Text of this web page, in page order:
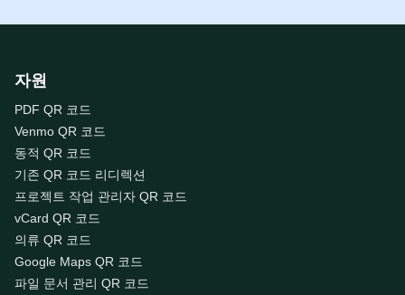
자원
PDF QR 코드
Venmo QR 코드
동적 QR 코드
기존 QR 코드 리디렉션
프로젝트 작업 관리자 QR 코드
vCard QR 코드
의류 QR 코드
Google Maps QR 코드
파일 문서 관리 QR 코드